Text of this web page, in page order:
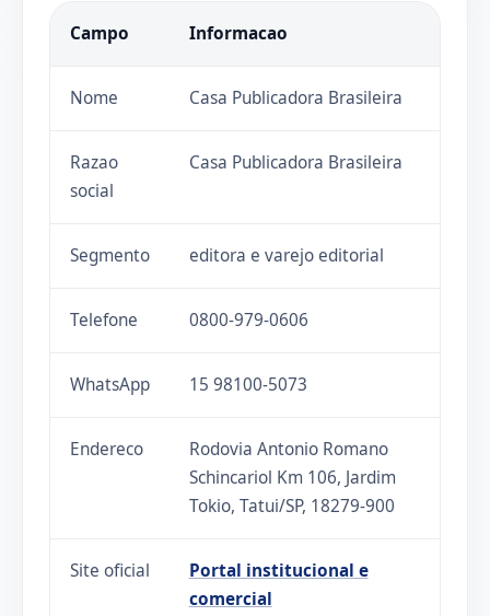
Campo Informacao
Nome Casa Publicadora Brasileira
Razao
social
Casa Publicadora Brasileira
Segmento editora e varejo editorial
Telefone 0800-979-0606
WhatsApp 15 98100-5073
Endereco
Rodovia Antonio Romano
Schincariol Km 106, Jardim
Tokio, Tatui/SP, 18279-900
Site oficial
Portal institucional e
comercial